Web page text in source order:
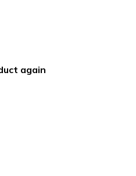
again